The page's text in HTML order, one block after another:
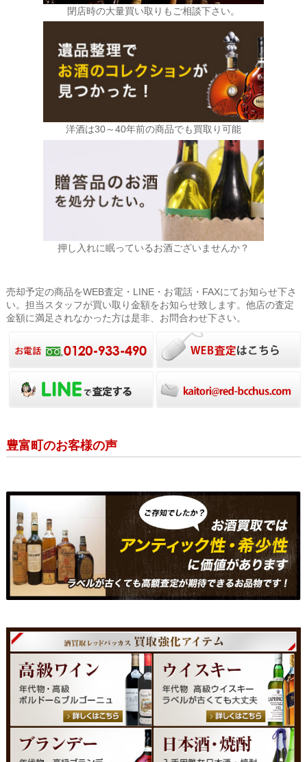
閉店時の大量買い取りもご相談下さい。
洋酒は30～40年前の商品でも買取り可能
押し入れに眠っているお酒ございませんか？
売却予定の商品をWEB査定・LINE・お電話・FAXにてお知らせ下さ
い。担当スタッフが買い取り金額をお知らせ致します。他店の査定
金額に満足されなかった方は是非、お問合わせ下さい。
豊富町のお客様の声